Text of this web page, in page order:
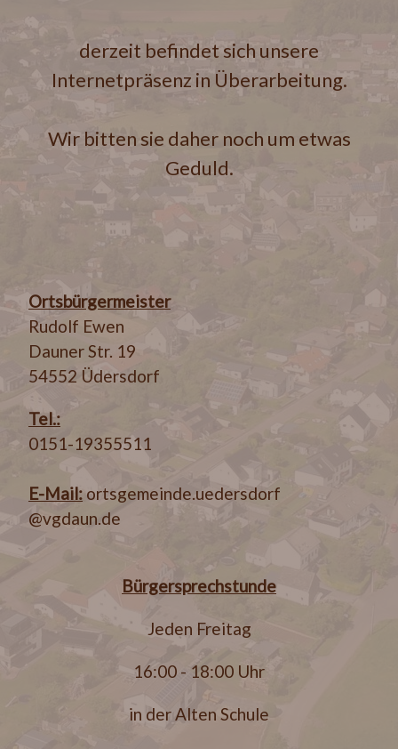
derzeit befindet sich unsere
Internetpräsenz in Überarbeitung.
Wir bitten sie daher noch um etwas
Geduld.
Ortsbürgermeister
Rudolf Ewen
Dauner Str. 19
54552 Üdersdorf
Tel.:
0151-19355511
E-Mail: ortsgemeinde.uedersdorf
@vgdaun.de
Bürgersprechstunde
Jeden Freitag
16:00 - 18:00 Uhr
in der Alten Schule